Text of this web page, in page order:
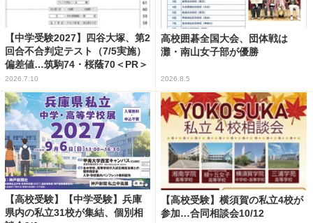
【中学受験2027】四谷大塚、第2
回合不合判定テスト（7/5実施）
偏差値…筑駒74・桜蔭70＜PR＞
2026.7.10
高校囲碁全国大会、団体戦は
灘・南山女子部が優勝
2026.8.5
【高校受験】【中学受験】兵庫
県内の私立31校が集結、個別相
【高校受験】横須賀の私立4校が
参加…合同相談会10/12